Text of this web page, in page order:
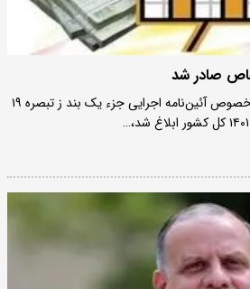
صادر شد
تصویب نامه هیئت وزیران درخصوص آئین‌نامه اجرایی جزء یک بند ز تبصره ۱۹